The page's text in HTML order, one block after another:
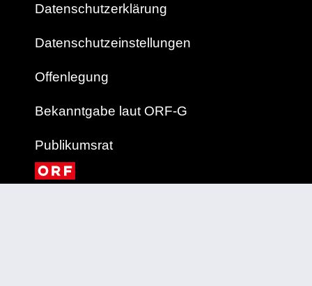
Datenschutzerklärung
Datenschutzeinstellungen
Offenlegung
Bekanntgabe laut ORF-G
Publikumsrat